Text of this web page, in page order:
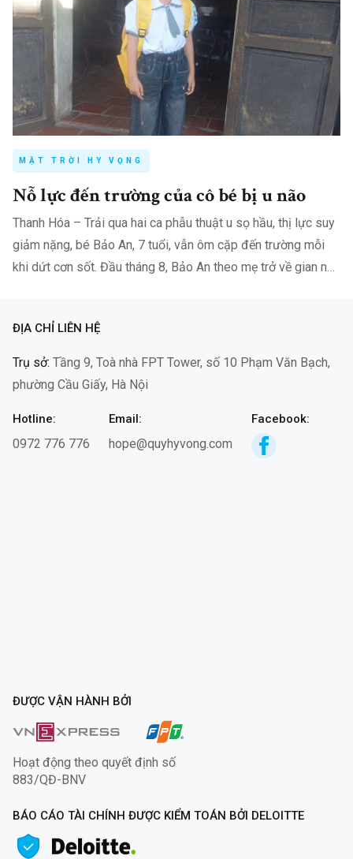
MẶT TRỜI HY VỌNG
Nỗ lực đến trường của cô bé bị u não
Thanh Hóa – Trải qua hai ca phẫu thuật u sọ hầu, thị lực suy
giảm nặng, bé Bảo An, 7 tuổi, vẫn ôm cặp đến trường mỗi
khi dứt cơn sốt. Đầu tháng 8, Bảo An theo mẹ trở về gian nhà
ĐỊA CHỈ LIÊN HỆ
Trụ sở: Tầng 9, Toà nhà FPT Tower, số 10 Phạm Văn Bạch,
phường Cầu Giấy, Hà Nội
Hotline:
0972 776 776
Email:
hope@quyhyvong.com
Facebook:
ĐƯỢC VẬN HÀNH BỞI
Hoạt động theo quyết định số
883/QĐ-BNV
BÁO CÁO TÀI CHÍNH ĐƯỢC KIỂM TOÁN BỞI DELOITTE